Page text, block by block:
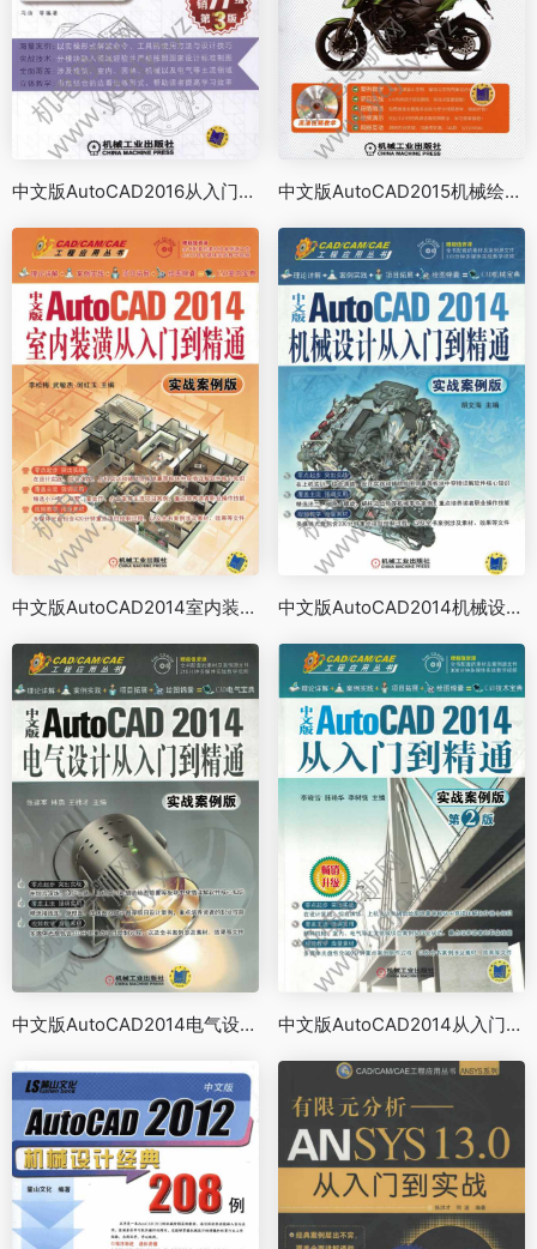
中文版AutoCAD2016从入门到精通：实战案例版（第3版） 中文版AutoCAD2015机械绘图实例教程
中文版AutoCAD2014室内装潢从入门到精通（实战案例版） 中文版AutoCAD2014机械设计从入门到精通（实战案例版）
中文版AutoCAD2014电气设计从入门到精通（实战案例版） 中文版AutoCAD2014从入门到精通：实战案例版（第2版）